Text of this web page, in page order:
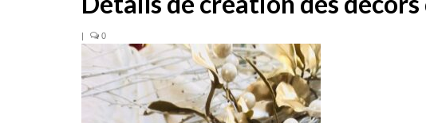
| 0